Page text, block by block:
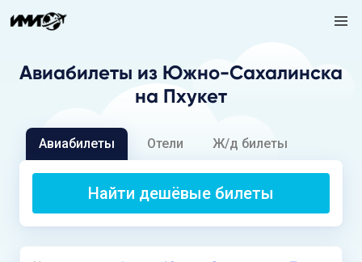
Авиабилеты из Южно-Сахалинска
на Пхукет
Авиабилеты Отели Ж/д билеты
Найти дешёвые билеты